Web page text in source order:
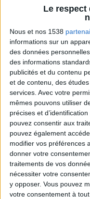
Le respect
Nous et nos 1538
informations sur un
des données
des informations
publicités et du contenu
et de contenu, des
services. Avec votre
mêmes pouvons utiliser
précises et
pouvez consentir aux
pouvez également
modifier vos préférences
donner votre
traitements de vos
nécessiter votre
y opposer. Vous pouvez
votre consentement à
Le Grand
Jean-Michel
régulier de
aborde tous les
Comment